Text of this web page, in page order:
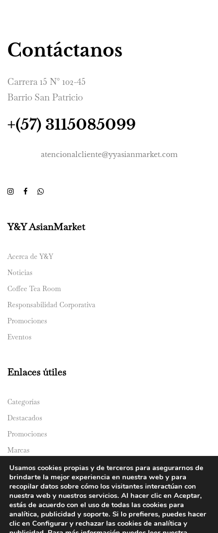
Contáctanos
Carrera 15 N° 102-45
Barrio San Patricio
+(57) 3115085099
atencionalcliente@yyasianmarket.com
Y&Y AsianMarket
Acerca de Y&Y
Noticias
Coffee Tea Room
Responsabilidad Corporativa
Promociones
Eventos
Enlaces útiles
Categorías
Destacados
Promociones
Marcas
Catálogos
Domicilios
Usamos cookies propias y de terceros para asegurarnos de
brindarte la mejor experiencia en nuestra web y para
recopilar datos sobre cómo los visitantes interactúan con
nuestra web y nuestros servicios. Al hacer clic en Aceptar,
estás de acuerdo con el uso de todas las cookies para
analítica, publicidad y soporte. Si lo prefieres, puedes hacer
clic en Configurar y rechazar las cookies de analítica y